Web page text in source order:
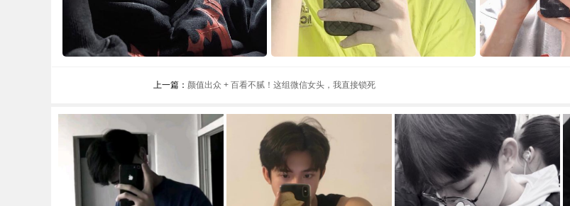
上一篇：颜值出众 + 百看不腻！这组微信女头，我直接锁死